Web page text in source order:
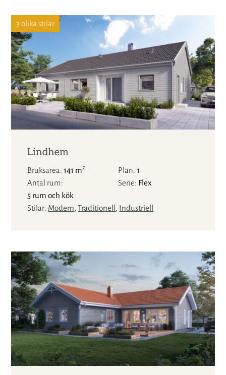
3 olika stilar
Lindhem
Bruksarea 141 m2 Plan 1
Antal rum
5 rum och kök
Serie Flex
Stilar Modern,Traditionell , Industriell